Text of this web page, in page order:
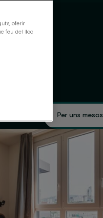
Per uns mesos
oferir
feu del lloc